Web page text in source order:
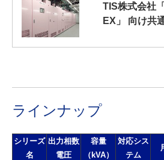
TIS株式会社
EX」 向け共
ラインナップ
シリーズ
名
出力相数
電圧
容量
（kVA）
対応シス
テム